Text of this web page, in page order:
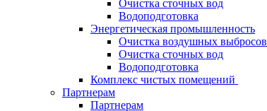
Очистка сточных вод
Водоподготовка
Энергетическая промышленность
Очистка воздушных выбросов
Очистка сточных вод
Водоподготовка
Комплекс чистых помещений
Партнерам
Партнерам